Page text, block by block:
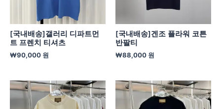
[국내배송]갤러리 디파트먼
트 프렌치 티셔츠
₩90,000 원
[국내배송]겐조 플라워 코튼
반팔티
₩88,000 원